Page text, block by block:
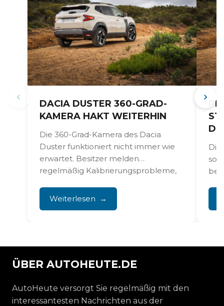
DACIA DUSTER 360-GRAD-
KAMERA HAKT WEITERHIN
Die 360-Grad-Kamera des Dacia
Duster funktioniert nicht immer wie
erwartet. Besitzer melden
regelmäßig Kalibrierungsprobleme,
Weiterlesen
ÜBER AUTOHEUTE.DE
AutoHeute versorgt Sie regelmäßig mit den
interessantesten Nachrichten aus der